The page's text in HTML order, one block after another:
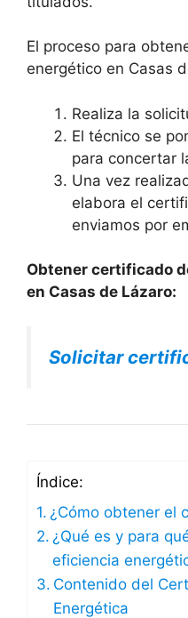
El proceso para
energético en Casas
Realiza la
El técnico se
para concertar
Una vez
elabora el
enviamos por
Obtener certificado
en Casas de Lázaro:
Solicitar
Índice:
¿Cómo obtener el
¿Qué es y para
eficiencia
Contenido del
Energética